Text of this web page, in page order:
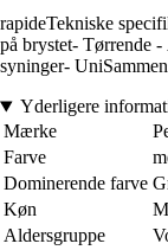
rapideTekniske
på brystet- Tørrende
syninger-
Yderligere
Mærke
Farve
Dominerende farve
Køn
Aldersgruppe